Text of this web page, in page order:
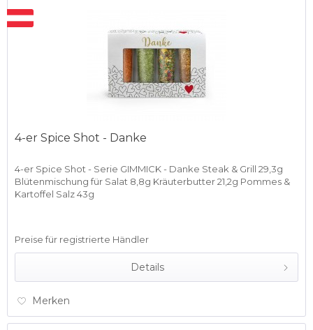
4-er Spice Shot - Danke
4-er Spice Shot - Serie GIMMICK - Danke Steak & Grill 29,3g
Blütenmischung für Salat 8,8g Kräuterbutter 21,2g Pommes &
Kartoffel Salz 43g
Preise für registrierte Händler
Details
Merken